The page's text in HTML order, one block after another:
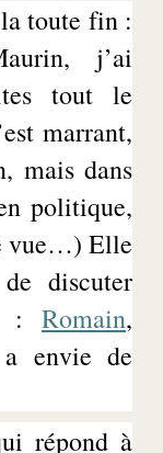
toute fin :
, j’ai
tout le
marrant,
mais dans
politique,
vue…) Elle
discuter
: Romain,
envie de
répond à